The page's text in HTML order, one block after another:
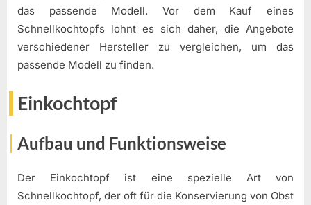
das passende Modell. Vor dem Kauf eines
Schnellkochtopfs lohnt es sich daher, die Angebote
verschiedener Hersteller zu vergleichen, um das
passende Modell zu finden.
Einkochtopf
Aufbau und Funktionsweise
Der Einkochtopf ist eine spezielle Art von
Schnellkochtopf, der oft für die Konservierung von Obst